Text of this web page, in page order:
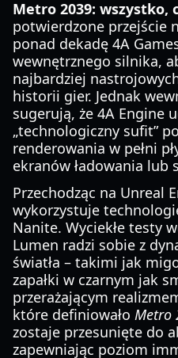
Metro 2039: wszystko,
potwierdzone przejście
ponad dekadę 4A
wewnętrznego silnika,
najbardziej
historii gier. Jednak
sugerują, że 4A Engine
„technologiczny sufit”
renderowania w pełni
ekranów ładowania lub
Przechodząc na Unreal
wykorzystuje
Nanite. Wyciekłe testy
Lumen radzi sobie z
światła – takimi jak
zapałki w czarnym jak
przerażającym
które definiowało Metro
zostaje przesunięte do
zapewniając poziom